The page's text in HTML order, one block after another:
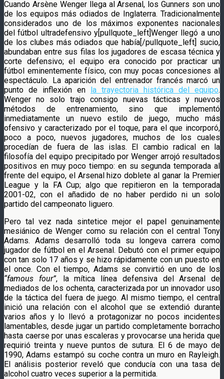
Cuando Arsène Wenger llega al Arsenal, los Gunners son uno
de los equipos más odiados de Inglaterra. Tradicionalmente
considerados uno de los máximos exponentes nacionales
del fútbol ultradefensivo y[pullquote_left]Wenger llegó a uno
de los clubes más odiados que había[/pullquote_left] sucio,
abundaban entre sus filas los jugadores de escasa técnica y
corte defensivo; el equipo era conocido por practicar un
fútbol eminentemente físico, con muy pocas concesiones al
espectáculo. La aparición del entrenador francés marcó un
punto de inflexión en la trayectoria histórica del equipo.
Wenger no solo trajo consigo nuevas tácticas y nuevos
métodos de entrenamiento, sino que implementó
inmediatamente un nuevo estilo de juego, mucho más
ofensivo y caracterizado por el toque, para el que incorporó,
poco a poco, nuevos jugadores, muchos de los cuales
procedían de fuera de las islas. El cambio radical en la
filosofía del equipo precipitado por Wenger arrojó resultados
positivos en muy poco tiempo: en su segunda temporada al
frente del equipo, el Arsenal hizo doblete al ganar la Premier
League y la FA Cup; algo que repitieron en la temporada
2001-02, con el añadido de no haber perdido ni un solo
partido del campeonato liguero.
Pero tal vez nada sintetice mejor el papel genuinamente
mesiánico de Wenger como su relación con el central Tony
Adams. Adams desarrolló toda su longeva carrera como
jugador de fútbol en el Arsenal. Debutó con el primer equipo
con tan solo 17 años y se hizo rápidamente con un puesto en
el once. Con el tiempo, Adams se convirtió en uno de los
“famous four”, la mítica línea defensiva del Arsenal de
mediados de los ochenta, caracterizada por un innovador uso
de la táctica del fuera de juego. Al mismo tiempo, el central
inició una relación con el alcohol que se extendió durante
varios años y lo llevó a protagonizar no pocos incidentes
lamentables, desde jugar un partido completamente borracho
hasta caerse por unas escaleras y provocarse una herida que
requirió treinta y nueve puntos de sutura. El 6 de mayo de
1990, Adams estampó su coche contra un muro en Rayleigh.
El análisis posterior reveló que conducía con una tasa de
alcohol cuatro veces superior a la permitida.